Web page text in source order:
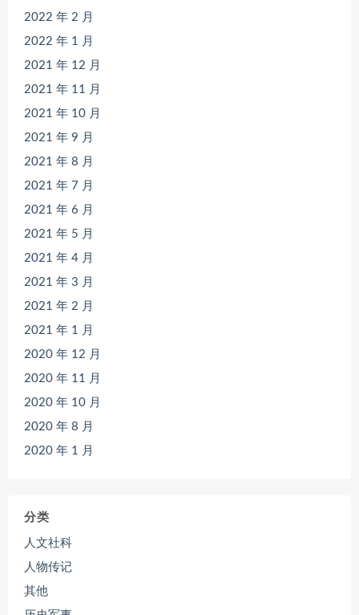
2022 年 2 月
2022 年 1 月
2021 年 12 月
2021 年 11 月
2021 年 10 月
2021 年 9 月
2021 年 8 月
2021 年 7 月
2021 年 6 月
2021 年 5 月
2021 年 4 月
2021 年 3 月
2021 年 2 月
2021 年 1 月
2020 年 12 月
2020 年 11 月
2020 年 10 月
2020 年 8 月
2020 年 1 月
分类
人文社科
人物传记
其他